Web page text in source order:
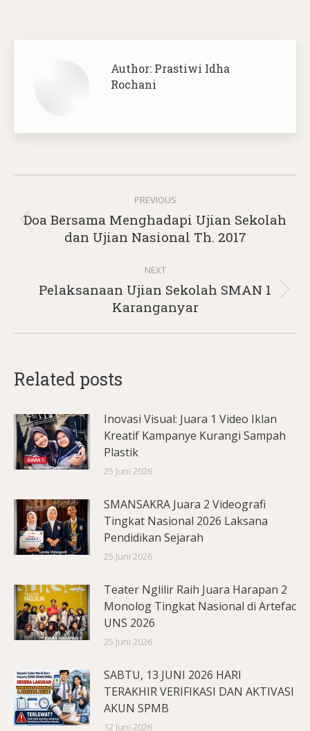
Author: Prastiwi Idha
Rochani
navigation
PREVIOUS
Previous
post:
Doa Bersama Menghadapi Ujian Sekolah
dan Ujian Nasional Th. 2017
NEXT
Next
post:
Pelaksanaan Ujian Sekolah SMAN 1
Karanganyar
Related posts
Inovasi Visual: Juara 1 Video Iklan
Kreatif Kampanye Kurangi Sampah
Plastik
25 Juni 2026
SMANSAKRA Juara 2 Videografi
Tingkat Nasional 2026 Laksana
Pendidikan Sejarah
25 Juni 2026
Teater Nglilir Raih Juara Harapan 2
Monolog Tingkat Nasional di Artefac
UNS 2026
25 Juni 2026
SABTU, 13 JUNI 2026 HARI
TERAKHIR VERIFIKASI DAN AKTIVASI
AKUN SPMB
12 Juni 2026